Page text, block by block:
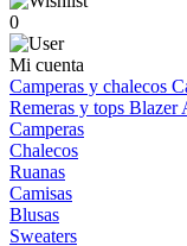
0
Mi cuenta
Camperas y chalecos
Remeras y tops Blazer
Camperas
Chalecos
Ruanas
Camisas
Blusas
Sweaters